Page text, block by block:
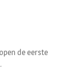
de eerste